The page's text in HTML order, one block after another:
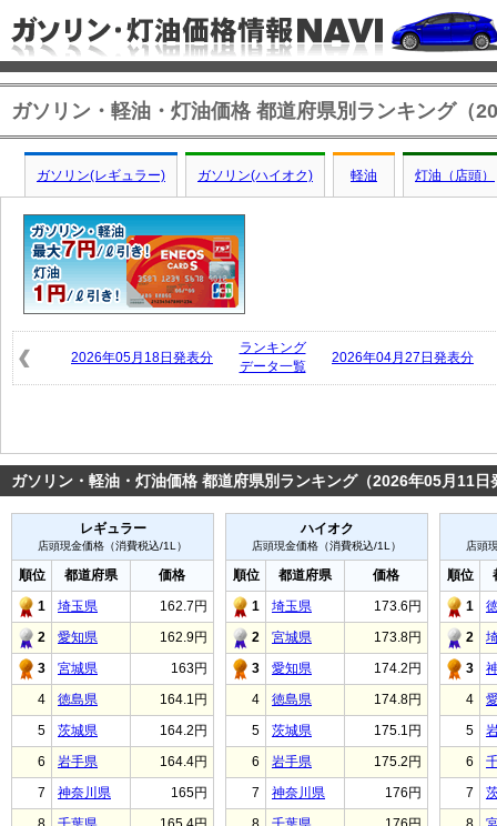
ガソリン・軽油・灯油価格 都道府県別ランキング（
ガソリン(レギュラー) ガソリン(ハイオク) 軽油 灯油（店頭）
2026年05月18日発表分
ランキング
データ一覧
2026年04月27日発表分
ガソリン・軽油・灯油価格 都道府県別ランキング（2026年05月11日
レギュラー
店頭現金価格（消費税込/1L）
順位 都道府県
価格
1
埼玉県
162.7円
2
愛知県
162.9円
3
宮城県
163円
4
徳島県
164.1円
5
茨城県
164.2円
6
岩手県
164.4円
7
神奈川県
165円
ハイオク
店頭現金価格（消費税込/1L）
順位 都道府県
価格
1
埼玉県
173.6円
2
宮城県
173.8円
3
愛知県
174.2円
4
徳島県
174.8円
5
茨城県
175.1円
6
岩手県
175.2円
7
神奈川県
176円
店頭
順位
1
2
3
4
5
6
7